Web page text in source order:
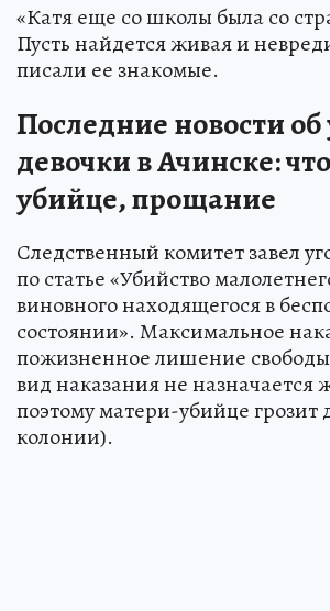
«Катя еще со школы была со
Пусть найдется живая и
писали ее знакомые.
Последние новости об
девочки в Ачинске:
убийце, прощание
Следственный комитет завел
по статье «Убийство
виновного находящегося в
состоянии». Максимальное
пожизненное лишение
вид наказания не
поэтому матери-убийце грозит
колонии).